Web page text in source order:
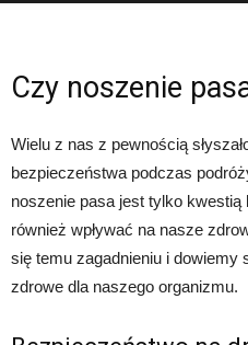
Czy noszenie
Wielu z nas z pewnością
bezpieczeństwa podczas
noszenie pasa jest tylko
również wpływać na nasze
się temu zagadnieniu i dowiemy
zdrowe dla naszego organizmu.